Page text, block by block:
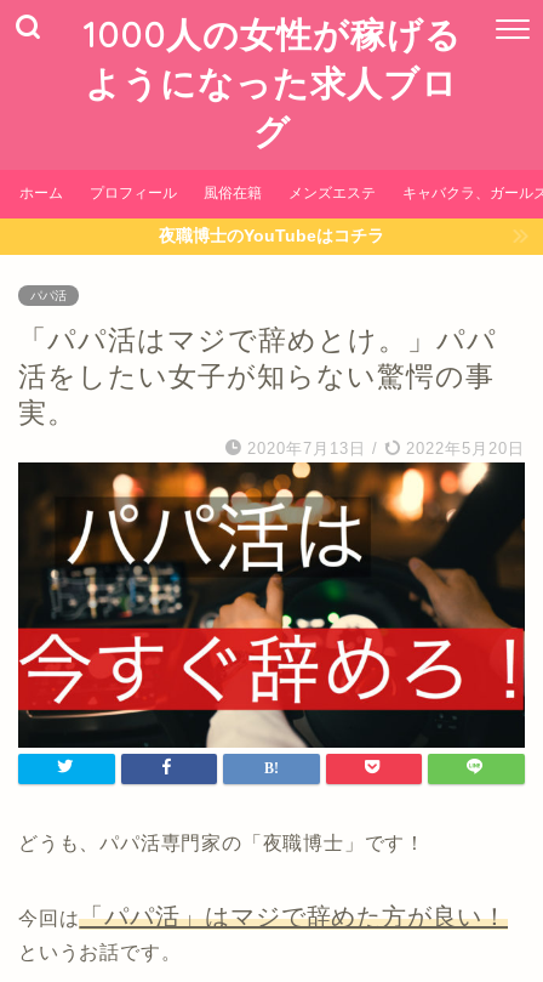
1000人の女性が稼げる
ようになった求人ブロ
グ
ホーム プロフィール 風俗在籍 メンズエステ キャバクラ、ガール
夜職博士のYouTubeはコチラ
パパ活
「パパ活はマジで辞めとけ。」パパ
活をしたい女子が知らない驚愕の事
実。
2020年7月13日 / 2022年5月20日
どうも、パパ活専門家の「夜職博士」です！
今回は「パパ活」はマジで辞めた方が良い！
というお話です。